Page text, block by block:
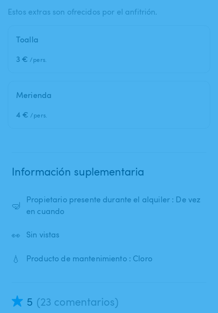
Estos extras son ofrecidos por el anfitrión.
Toalla
3 € /pers.
Merienda
4 € /pers.
Información suplementaria
🤿
Propietario presente durante el alquiler : De vez
en cuando
👀 Sin vistas
💧 Producto de mantenimiento : Cloro
5 (23 comentarios)